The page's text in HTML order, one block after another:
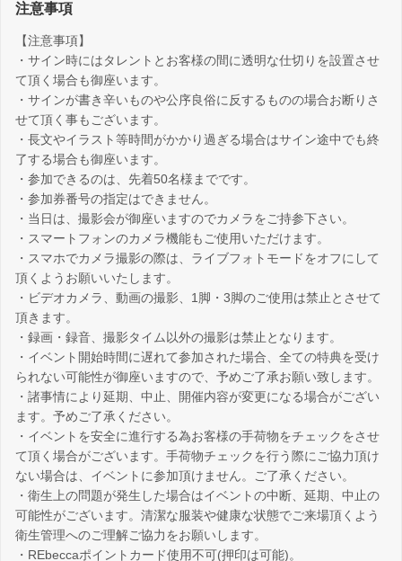
注意事項
【注意事項】
・サイン時にはタレントとお客様の間に透明な仕切りを設置させ
て頂く場合も御座います。
・サインが書き辛いものや公序良俗に反するものの場合お断りさ
せて頂く事もございます。
・長文やイラスト等時間がかかり過ぎる場合はサイン途中でも終
了する場合も御座います。
・参加できるのは、先着50名様までです。
・参加券番号の指定はできません。
・当日は、撮影会が御座いますのでカメラをご持参下さい。
・スマートフォンのカメラ機能もご使用いただけます。
・スマホでカメラ撮影の際は、ライブフォトモードをオフにして
頂くようお願いいたします。
・ビデオカメラ、動画の撮影、1脚・3脚のご使用は禁止とさせて
頂きます。
・録画・録音、撮影タイム以外の撮影は禁止となります。
・イベント開始時間に遅れて参加された場合、全ての特典を受け
られない可能性が御座いますので、予めご了承お願い致します。
・諸事情により延期、中止、開催内容が変更になる場合がござい
ます。予めご了承ください。
・イベントを安全に進行する為お客様の手荷物をチェックをさせ
て頂く場合がございます。手荷物チェックを行う際にご協力頂け
ない場合は、イベントに参加頂けません。ご了承ください。
・衛生上の問題が発生した場合はイベントの中断、延期、中止の
可能性がございます。清潔な服装や健康な状態でご来場頂くよう
衛生管理へのご理解ご協力をお願いします。
・REbeccaポイントカード使用不可(押印は可能)。